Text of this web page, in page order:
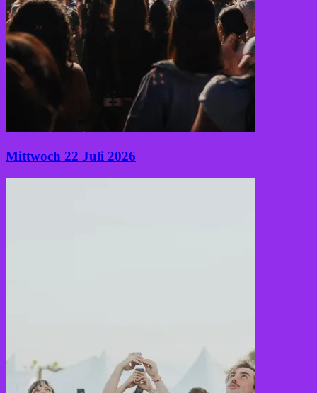
Mittwoch 22 Juli 2026